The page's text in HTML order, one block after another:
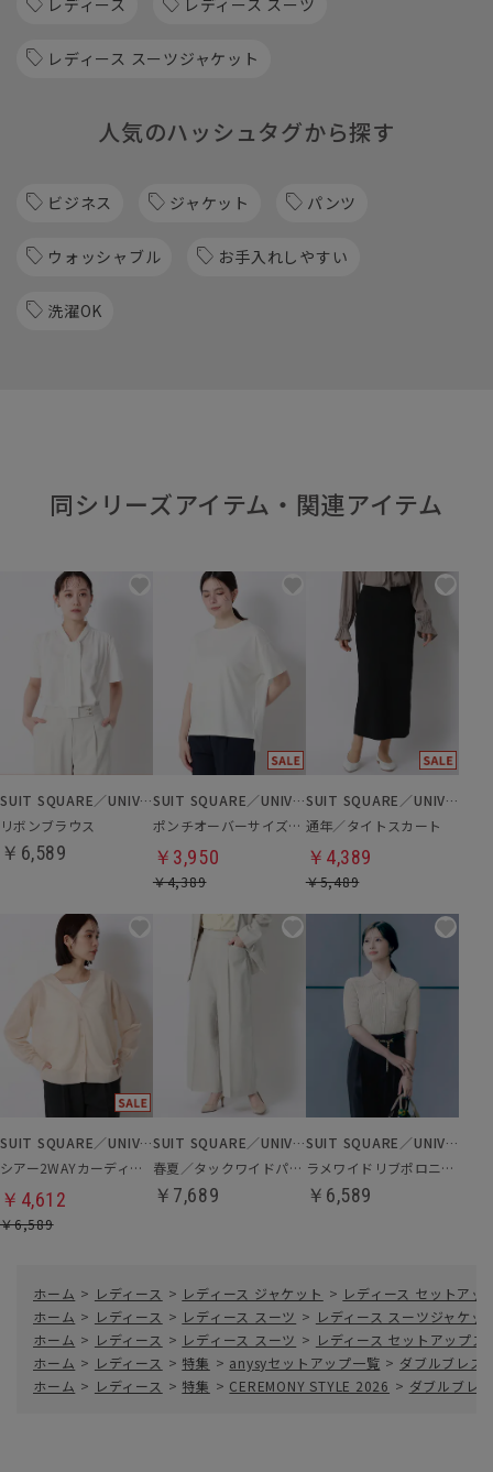
レディース スーツジャケット
人気のハッシュタグから探す
ビジネス ジャケット パンツ
ウォッシャブル お手入れしやすい
洗濯OK
同シリーズアイテム・関連アイテム
SUIT SQUARE／UNIVERSAL LANGUAGE／WHITE
リボンブラウス
￥6,589
SUIT SQUARE／UNIVERSAL LANGUAGE／WHITE
ポンチオーバーサイズTシャツ
￥3,950
￥4,389
SUIT SQUARE／UNIVERSAL LANGUAGE／WHITE
通年／タイトスカート
￥4,389
￥5,489
SUIT SQUARE／UNIVERSAL LANGUAGE／WHITE
シアー2WAYカーディガン
￥4,612
￥6,589
SUIT SQUARE／UNIVERSAL LANGUAGE／WHITE
春夏／タックワイドパンツ
￥7,689
SUIT SQUARE／UNIVERSAL LANGUAGE／WHITE
ラメワイドリブポロニット
￥6,589
ホーム > レディース > レディース ジャケット > レディース セットアッ
ホーム > レディース > レディース スーツ > レディース スーツジャケッ
ホーム > レディース > レディース スーツ > レディース セットアップス
ホーム > レディース > 特集 > anysyセットアップ一覧 > ダブルブレス
ホーム > レディース > 特集 > CEREMONY STYLE 2026 > ダブルブレ